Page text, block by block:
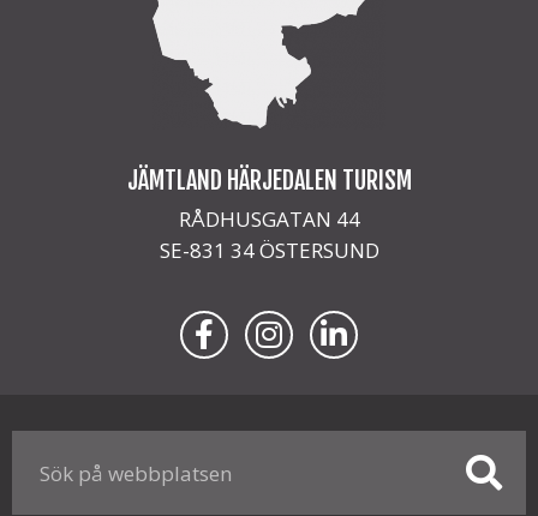
JÄMTLAND HÄRJEDALEN TURISM
RÅDHUSGATAN 44
SE-831 34 ÖSTERSUND